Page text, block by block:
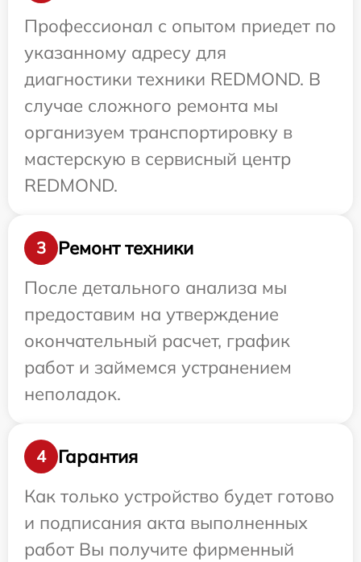
Профессионал с опытом приедет по
указанному адресу для
диагностики техники REDMOND. В
случае сложного ремонта мы
организуем транспортировку в
мастерскую в сервисный центр
REDMOND.
3
Ремонт техники
После детального анализа мы
предоставим на утверждение
окончательный расчет, график
работ и займемся устранением
неполадок.
4
Гарантия
Как только устройство будет готово
и подписания акта выполненных
работ Вы получите фирменный